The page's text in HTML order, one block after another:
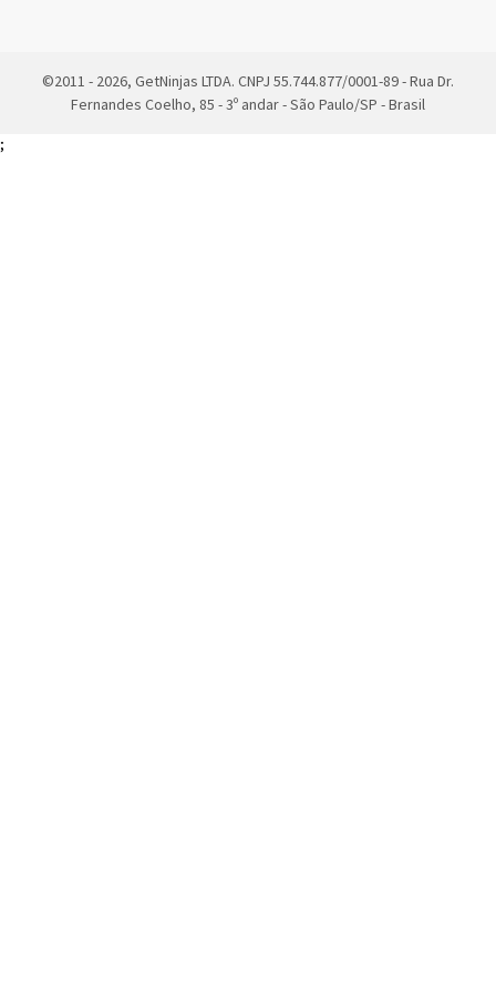
©2011 - 2026, GetNinjas LTDA. CNPJ 55.744.877/0001-89 - Rua Dr.
Fernandes Coelho, 85 - 3º andar - São Paulo/SP - Brasil
;